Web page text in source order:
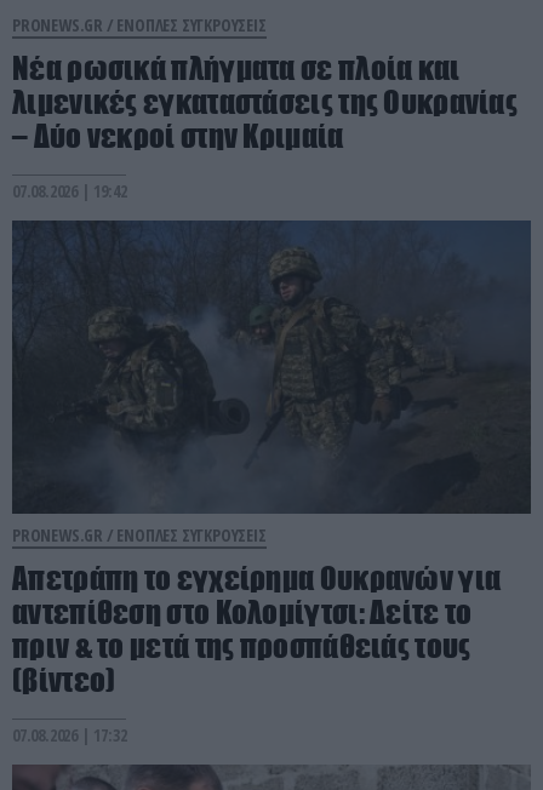
PRONEWS.GR / ΕΝΟΠΛΕΣ ΣΥΓΚΡΟΥΣΕΙΣ
Νέα ρωσικά πλήγματα σε πλοία και
λιμενικές εγκαταστάσεις της Ουκρανίας
– Δύο νεκροί στην Κριμαία
07.08.2026 | 19:42
PRONEWS.GR / ΕΝΟΠΛΕΣ ΣΥΓΚΡΟΥΣΕΙΣ
Απετράπη το εγχείρημα Ουκρανών για
αντεπίθεση στο Κολομίγτσι: Δείτε το
πριν & το μετά της προσπάθειάς τους
(βίντεο)
07.08.2026 | 17:32